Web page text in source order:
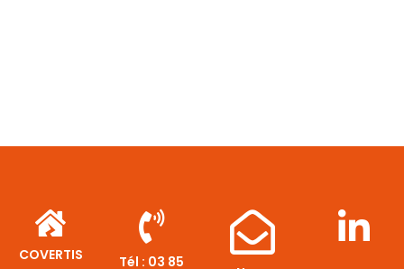
COVERTIS
Tél : 03 85